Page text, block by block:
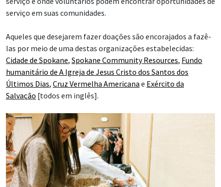
serviço em suas comunidades.
Aqueles que desejarem fazer doações são encorajados a fazê-
las por meio de uma destas organizações estabelecidas:
Cidade de Spokane, Spokane Community Resources, Fundo
humanitário de A Igreja de Jesus Cristo dos Santos dos
Últimos Dias, Cruz Vermelha Americana e Exército da
Salvação [todos em inglês].